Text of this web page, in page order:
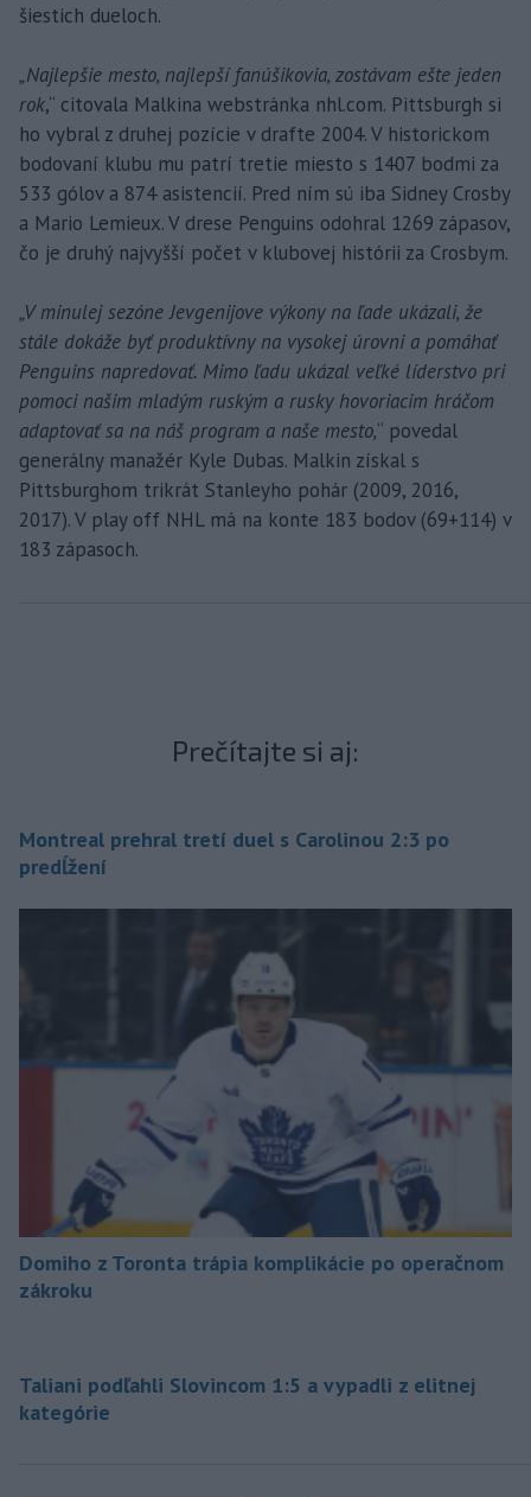
šiestich dueloch.
„Najlepšie mesto, najlepší fanúšikovia, zostávam ešte jeden
rok,“ citovala Malkina webstránka nhl.com. Pittsburgh si
ho vybral z druhej pozície v drafte 2004. V historickom
bodovaní klubu mu patrí tretie miesto s 1407 bodmi za
533 gólov a 874 asistencií. Pred ním sú iba Sidney Crosby
a Mario Lemieux. V drese Penguins odohral 1269 zápasov,
čo je druhý najvyšší počet v klubovej histórii za Crosbym.
„V minulej sezóne Jevgenijove výkony na ľade ukázali, že
stále dokáže byť produktívny na vysokej úrovni a pomáhať
Penguins napredovať. Mimo ľadu ukázal veľké líderstvo pri
pomoci našim mladým ruským a rusky hovoriacim hráčom
adaptovať sa na náš program a naše mesto,“ povedal
generálny manažér Kyle Dubas. Malkin získal s
Pittsburghom trikrát Stanleyho pohár (2009, 2016,
2017). V play off NHL má na konte 183 bodov (69+114) v
183 zápasoch.
Prečítajte si aj:
Montreal prehral tretí duel s Carolinou 2:3 po
predĺžení
Domiho z Toronta trápia komplikácie po operačnom
zákroku
Taliani podľahli Slovincom 1:5 a vypadli z elitnej
kategórie